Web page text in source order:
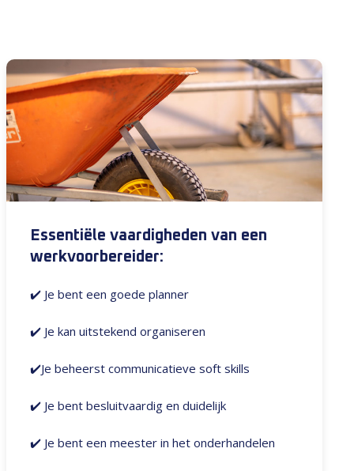
Essentiële vaardigheden van een
werkvoorbereider:
✔️ Je bent een goede planner
✔️ Je kan uitstekend organiseren
✔️Je beheerst communicatieve soft skills
✔️ Je bent besluitvaardig en duidelijk
✔️ Je bent een meester in het onderhandelen